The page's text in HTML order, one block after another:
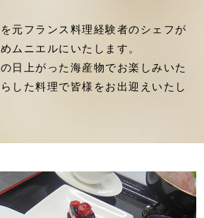
元フランス料理経験者のシェフが
ムニエルにいたします。
日上がった海産物でお楽しみいた
した料理で皆様をお出迎えいたし